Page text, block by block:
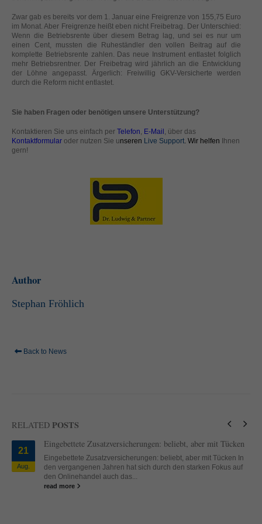
Zwar gab es bereits vor dem 1. Januar eine Freigrenze von 155,75 Euro
im Monat. Aber Freigrenze heißt eben nicht Freibetrag. Der Unterschied:
Wenn die Betriebsrente über diesem Betrag lag, und sei es nur um
einen Cent, mussten die Ruheständler den vollen Beitrag auf die
komplette Betriebsrente zahlen. Das neue Instrument entlastet folglich
mehr Betriebsrentner. Der Freibetrag wird jährlich an die Entwicklung
der Löhne angepasst. Ärgerlich: Freiwillig GKV-Versicherte werden
durch die Reform nicht entlastet.
Sie haben Fragen oder benötigen unsere Unterstützung?
Kontaktieren Sie uns einfach per Telefon, E-Mail , über das
Kontaktformular oder nutzen Sie unseren Live Support. Wir helfen Ihnen
gern!
Author
Stephan Fröhlich
Back to News
RELATED POSTS
21
Aug.
Eingebettete Zusatzversicherungen: beliebt, aber mit Tücken
Eingebettete Zusatzversicherungen: beliebt, aber mit Tücken In
den vergangenen Jahren hat sich durch den starken Fokus auf
den Onlinehandel auch das...
read more
Personenbezogene Daten können verarbeitet werden (z. B. IP-
Adressen), z. B. für personalisierte Anzeigen und Inhalte oder
Anzeigen- und Inhaltsmessung. Weitere Informationen über die
Verwendung Ihrer Daten finden Sie in unserer
Datenschutzerklärung.
Hier finden Sie eine Übersicht über alle verwendeten Cookies. Sie
können Ihre Einwilligung zu ganzen Kategorien geben oder sich
Essenzielle Cookies ermöglichen grundlegende Funktionen und sind für
die einwandfreie Funktion der Website erforderlich.
Cookie-Informationen anzeigen
werden, bedarf der Zugriff auf diese Inhalte keiner manuellen Einwilligung
Cookie-Informationen anzeigen